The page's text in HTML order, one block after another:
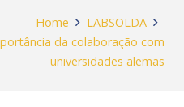
Home
LABSOLDA
da colaboração com
universidades alemãs